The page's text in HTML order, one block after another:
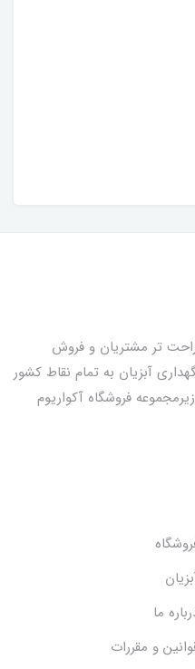
تر مشتریان و فروش
آبزیان به تمام نقاط کشور
زیرمجموعه فروشگاه آکواریوم
ما
و مقررات